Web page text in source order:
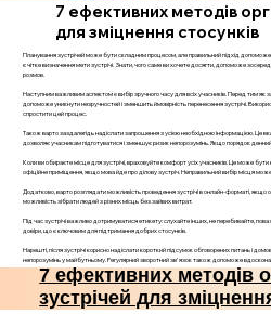
7 ефективних методів
для зміцнення стосунків
Планування зустрічей може бути складним процесом, але правильний підхід
є чітке визначення мети зустрічі. Знати, чого саме ви хочете досягти, допоможе
розмов.
Наступним важливим аспектом є вибір зручного часу для всіх учасників. Перед тим як
допоможе уникнути незручностей і зменшить ймовірність перенесення зустрічі.
спростити цей процес.
Також варто заздалегідь надіслати запрошення з усією необхідною інформацією. Це
дозволяє учасникам підготуватися і зменшує ризик непорозумінь. Якщо порядок
Коли ви обираєте місце для зустрічі, враховуйте комфорт усіх учасників. Це може
офіційне приміщення, якщо мова йде про ділову зустріч. Неправильний вибір місця
Додатково, варто розглядати можливість проведення зустрічі в онлайн-форматі,
можливість зібрати людей з різних місць без зайвих витрат.
Під час зустрічі важливо дотримуватися етикету: слухайте інших, не перебивайте,
довіри, що є ключовим для підтримання добрих стосунків.
Нарешті, після зустрічі корисно надіслати короткий підсумок обговорених питань і
непорозумінь у майбутньому. Регулярний зворотний зв'язок також допоможе
7 ефективних методів
зустрічей для